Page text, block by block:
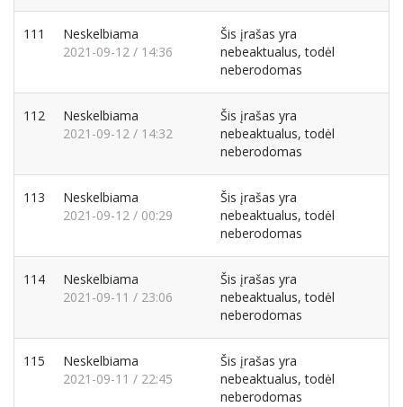
111
Neskelbiama
2021-09-12 / 14:36
Šis įrašas yra
nebeaktualus, todėl
neberodomas
112
Neskelbiama
2021-09-12 / 14:32
Šis įrašas yra
nebeaktualus, todėl
neberodomas
113
Neskelbiama
2021-09-12 / 00:29
Šis įrašas yra
nebeaktualus, todėl
neberodomas
114
Neskelbiama
2021-09-11 / 23:06
Šis įrašas yra
nebeaktualus, todėl
neberodomas
115
Neskelbiama
2021-09-11 / 22:45
Šis įrašas yra
nebeaktualus, todėl
neberodomas